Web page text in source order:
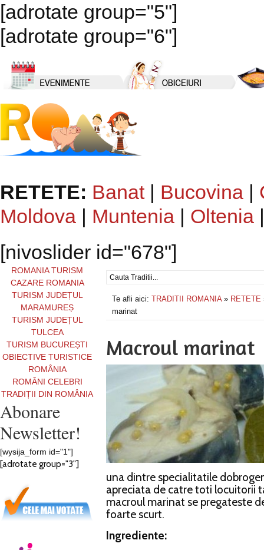
[adrotate group="5"]
[adrotate group="6"]
RETETE: Banat| Bucovina |
Moldova | Muntenia | Oltenia
[nivoslider id="678"]
Te afli aici: TRADITII ROMANIA» RETETE
marinat
Macroul marinat
una dintre specialitatile
apreciata de catre toti locuitorii
macroul marinat se pregateste
foarte scurt.
Ingrediente:
ROMANIA TURISM
CAZARE ROMANIA
TURISM JUDEȚUL
MARAMUREȘ
TURISM JUDEȚUL
TULCEA
TURISM BUCUREȘTI
OBIECTIVE TURISTICE
ROMÂNIA
ROMÂNI CELEBRI
TRADIȚII DIN ROMÂNIA
Abonare
Newsletter!
[wysija_form id="1"]
[adrotate group="3"]